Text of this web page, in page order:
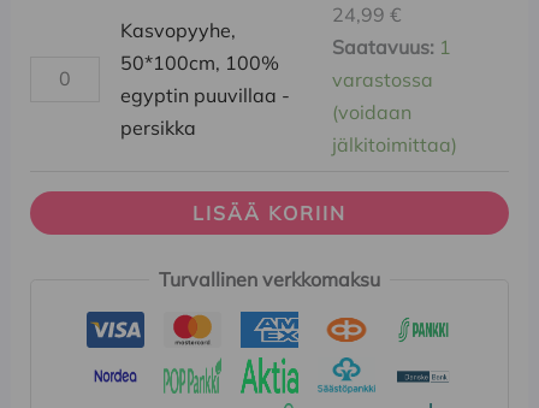
Kasvopyyhe,
50*100cm, 100%
egyptin puuvillaa -
persikka
24,99 €
Saatavuus: 1
varastossa
(voidaan
jälkitoimittaa)
LISÄÄ KORIIN
Turvallinen verkkomaksu